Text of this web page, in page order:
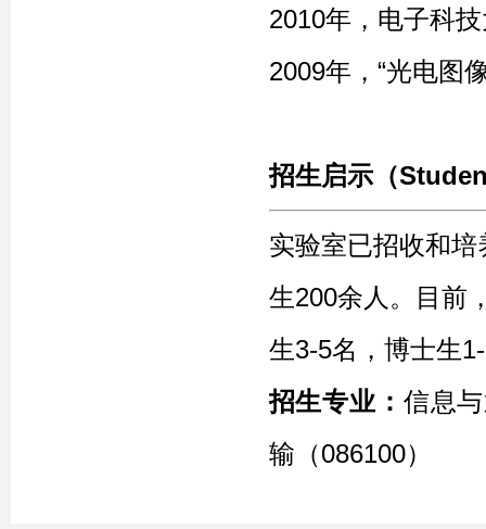
2010年，电子科
2009年，“光电图
招生启示（
实验室已招收和
生200余人 。目前
生3-5名，博士生
招生专业： 信息
输（086100）